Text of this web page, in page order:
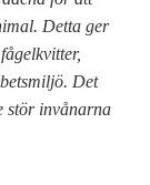
Detta ger
Det
stör invånarna